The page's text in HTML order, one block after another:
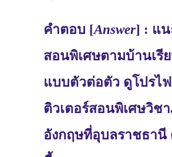
คำตอบ [Answer] : แน
สอนพิเศษตามบ้านเรี
แบบตัวต่อตัว ดูโปรไ
ติวเตอร์สอนพิเศษวิช
อังกฤษที่อุบลราชธานี